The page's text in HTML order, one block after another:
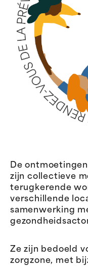
De
zijn collectieve
terugkerende
verschillende
samenwerking
Ze zijn bedoeld
zorgzone, met